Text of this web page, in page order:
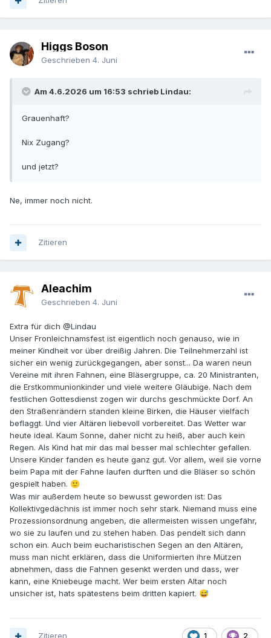
Higgs Boson
Geschrieben 4. Juni
Am 4.6.2026 um 16:53 schrieb Lindau:
Grauenhaft?
Nix Zugang?
und jetzt?
Ne, immer noch nicht.
Zitieren
Aleachim
Geschrieben 4. Juni
Extra für dich @Lindau
Unser Fronleichnamsfest ist eigentlich noch genauso, wie in
meiner Kindheit vor über dreißig Jahren. Die Teilnehmerzahl ist
sicher ein wenig zurückgegangen, aber sonst... Da waren neun
Vereine mit ihren Fahnen, eine Bläsergruppe, ca. 20 Ministranten,
die Erstkommunionkinder und viele weitere Gläubige. Nach dem
festlichen Gottesdienst zogen wir durchs geschmückte Dorf. An
den Straßenrändern standen kleine Birken, die Häuser vielfach
beflaggt. Und vier Altären liebevoll vorbereitet. Das Wetter war
heute ideal. Kaum Sonne, daher nicht zu heiß, aber auch kein
Regen. Als Kind hat mir das mal besser mal schlechter gefallen.
Unsere Kinder fanden es heute ganz gut. Vor allem, weil sie vorne
beim Papa mit der Fahne laufen durften und die Bläser so schön
gespielt haben. 🙂
Was mir außerdem heute so bewusst geworden ist: Das
Kollektivgedächnis ist immer noch sehr stark. Niemand muss eine
Prozessionsordnung angeben, die allermeisten wissen ungefähr,
wo sie zu laufen und zu stehen haben. Das pendelt sich dann
schon ein. Auch beim eucharistischen Segen an den Altären,
muss man nicht erklären, dass die Uniformierten ihre Mützen
abnehmen, dass die Fahnen gesenkt werden und dass, wer
kann, eine Kniebeuge macht. Wer beim ersten Altar noch
unsicher ist, hats spätestens beim dritten kapiert. 😅
1 2
Zitieren